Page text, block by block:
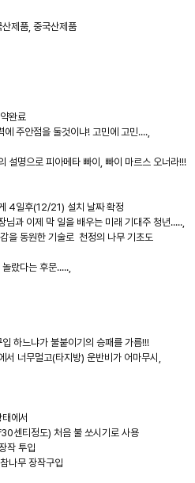
제품, 중국산제품
완료
주안점을 둘것이냐! 고민에 고민....,
설명으로 피아메타 빠이, 빠이 마르스 오너라!!!
4일후(12/21) 설치 날짜 확정
과 이제 막 일을 배우는 미래 기대주 청년.....,
을 동원한 기술로 천정의 나무 기초도
랐다는 후문.....,
하느냐가 불붙이기의 승패를 가름!!!
너무멀고(타지방) 운반비가 어마무시,
에서
센티정도) 처음 불 쏘시기로 사용
작 투입
나무 장작구입